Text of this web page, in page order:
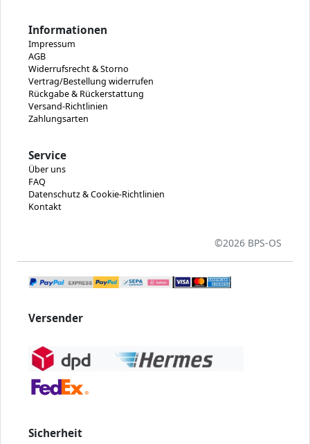
Informationen
Impressum
AGB
Widerrufsrecht & Storno
Vertrag/Bestellung widerrufen
Rückgabe & Rückerstattung
Versand-Richtlinien
Zahlungsarten
Service
Über uns
FAQ
Datenschutz & Cookie-Richtlinien
Kontakt
©2026 BPS-OS
Versender
Sicherheit